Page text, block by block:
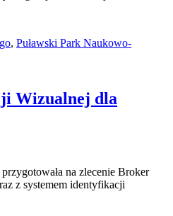
, Puławski Park Naukowo-
Wizualnej dla
na zlecenie Broker
z systemem identyfikacji